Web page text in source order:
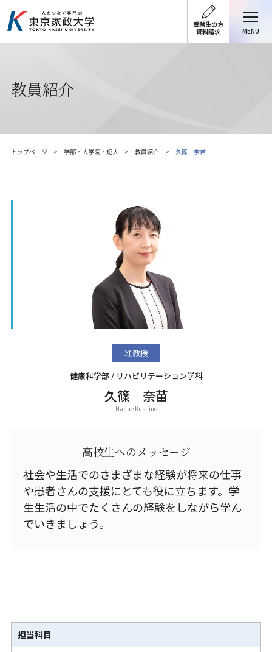
受験生の方
資料請求
MENU
教員紹介
トップページ 学部・大学院・短大 教員紹介 久篠 奈苗
准教授
健康科学部 / リハビリテーション学科
久篠 奈苗
Nanae Kushino
高校生へのメッセージ
社会や生活でのさまざまな経験が将来の仕事
や患者さんの支援にとても役に立ちます。学
生生活の中でたくさんの経験をしながら学ん
でいきましょう。
担当科目